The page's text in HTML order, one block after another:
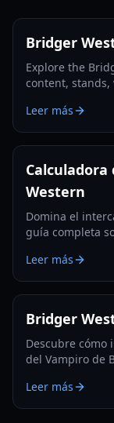
Bridger
Explore the
content, stands,
Leer más
Western
Domina el
guía completa
informadas.
Leer más
Bridger
Descubre cómo
del Vampiro de
Leer más